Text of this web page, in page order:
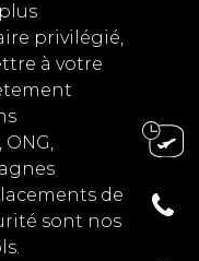
privilégié,
à votre
de
sont nos